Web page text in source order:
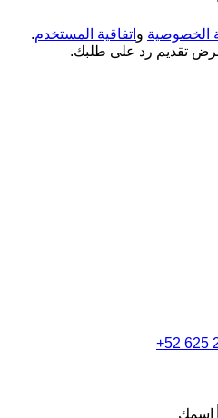
الخصوصية و اتفاقية المستخدم.
تقديم رد على طلبك.
+52 625
اسمك